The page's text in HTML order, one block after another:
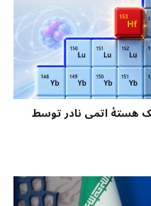
هستهٔ اتمی نادر توسط